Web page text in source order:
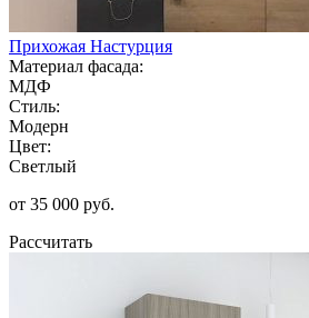
Прихожая Настурция
Материал фасада:
МДФ
Стиль:
Модерн
Цвет:
Светлый
от 35 000 руб.
Рассчитать